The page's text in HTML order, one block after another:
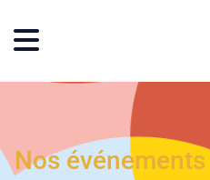
Nos événements